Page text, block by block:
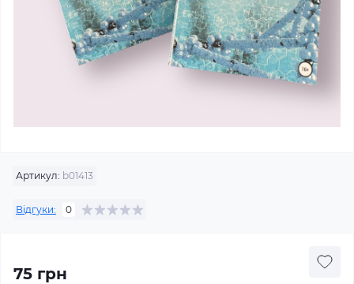
Артикул: b01413
Відгуки: 0
75 грн